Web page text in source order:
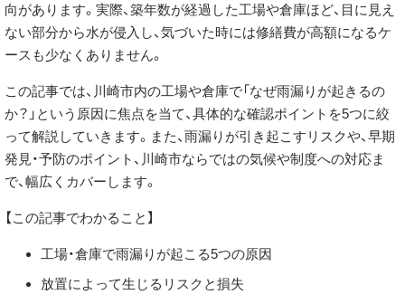
向があります。実際、築年数が経過した工場や倉庫ほど、目に見え
ない部分から水が侵入し、気づいた時には修繕費が高額になるケ
ースも少なくありません。
この記事では、川崎市内の工場や倉庫で「なぜ雨漏りが起きるの
か？」という原因に焦点を当て、具体的な確認ポイントを5つに絞
って解説していきます。また、雨漏りが引き起こすリスクや、早期
発見・予防のポイント、川崎市ならではの気候や制度への対応ま
で、幅広くカバーします。
【この記事でわかること】
工場・倉庫で雨漏りが起こる5つの原因
放置によって生じるリスクと損失